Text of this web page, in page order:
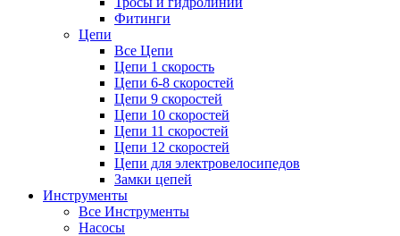
Фитинги
Цепи
Все Цепи
Цепи 1 скорость
Цепи 6-8 скоростей
Цепи 9 скоростей
Цепи 10 скоростей
Цепи 11 скоростей
Цепи 12 скоростей
Цепи для электровелосипедов
Замки цепей
Инструменты
Все Инструменты
Насосы